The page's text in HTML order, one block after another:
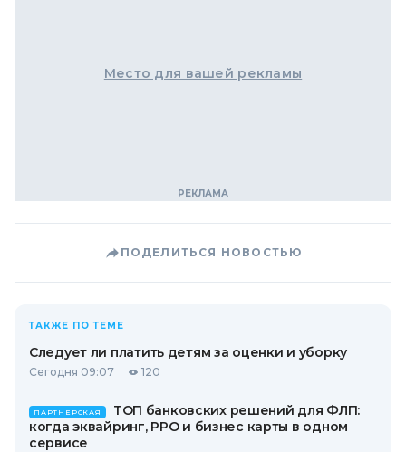
Место для вашей рекламы
ПОДЕЛИТЬСЯ НОВОСТЬЮ
ТАКЖЕ ПО ТЕМЕ
Следует ли платить детям за оценки и уборку
Сегодня 09:07 120
ПАРТНЕРСКАЯ
ТОП банковских решений для ФЛП:
когда эквайринг, РРО и бизнес карты в одном
сервисе